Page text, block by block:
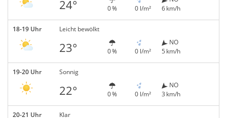
24° 0 % 0 l/m²
6 km/h
18-19 Uhr Leicht bewölkt
23° 0 % 0 l/m²
NO
5 km/h
19-20 Uhr Sonnig
22° 0 % 0 l/m²
NO
3 km/h
20-21 Uhr Klar